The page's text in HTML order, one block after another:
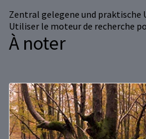
Zentral gelegene und praktische
Utiliser le moteur de recherche
À noter